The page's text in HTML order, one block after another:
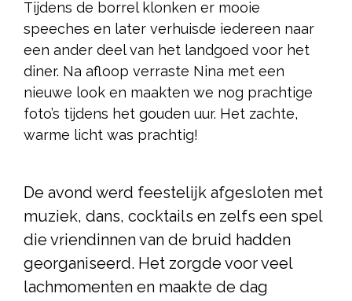
Tijdens de borrel klonken er mooie
speeches en later verhuisde iedereen naar
een ander deel van het landgoed voor het
diner. Na afloop verraste Nina met een
nieuwe look en maakten we nog prachtige
foto’s tijdens het gouden uur. Het zachte,
warme licht was prachtig!
De avond werd feestelijk afgesloten met
muziek, dans, cocktails en zelfs een spel
die vriendinnen van de bruid hadden
georganiseerd. Het zorgde voor veel
lachmomenten en maakte de dag